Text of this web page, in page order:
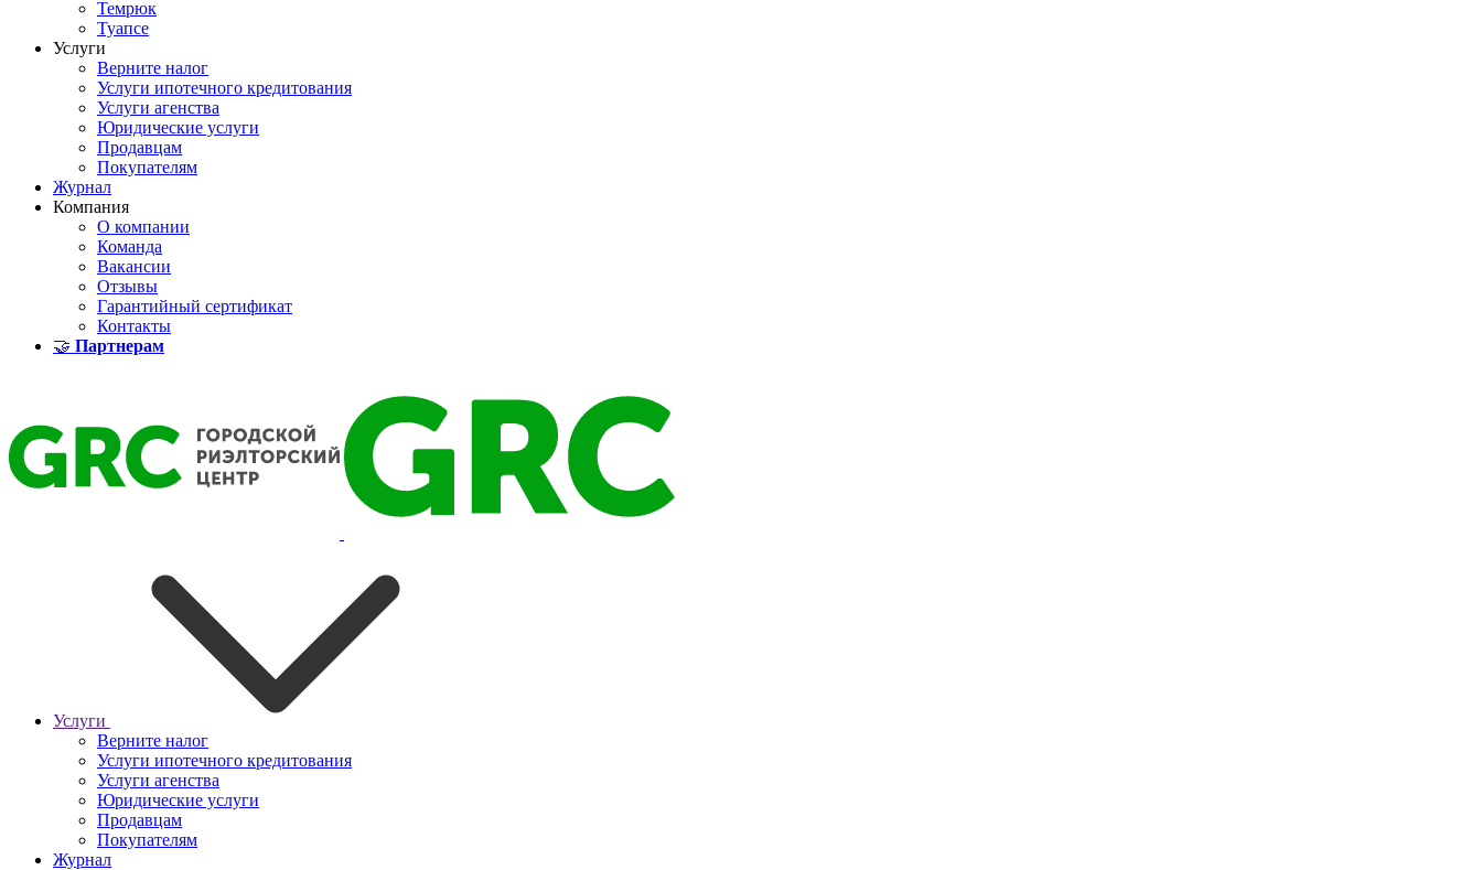
Темрюк
Туапсе
Услуги
Верните налог
Услуги ипотечного кредитования
Услуги агенства
Юридические услуги
Продавцам
Покупателям
Журнал
Компания
О компании
Команда
Вакансии
Отзывы
Гарантийный сертификат
Контакты
🤝 Партнерам
Услуги
Верните налог
Услуги ипотечного кредитования
Услуги агенства
Юридические услуги
Продавцам
Покупателям
Журнал